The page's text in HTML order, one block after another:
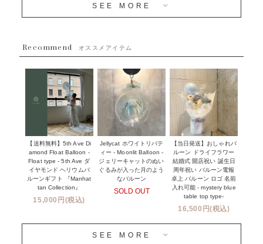
~５５００円
１１０００円以上
NEW YORK MIND - ニューヨークスタイルバルーン
※コンフェッティバルーン -プリント内容-
ハワイウェディングサービス
企業・法人様
ウェディングコンフェッティバルーン特集
実店舗について -大阪 堀江店・名古屋 星ヶ丘店・滋賀 配送
センター店・沖縄 嘉手納基地店-
プリントサービス
前撮り写真バルーン特集
姉妹店＆関連ショップについて
安心のチャビーバルーン
SEE MORE
Recommend オススメアイテム
【送料無料】5th Ave Di
amond Float Balloon -
Float type - 5th Ave ダ
イヤモンド ヘリウムバ
ルーンギフト 『Manhat
tan Collection』
15,000円(税込)
Jellycat ホワイトリバテ
ィー - Moonlit Balloon -
ジェリーキャットのぬい
ぐるみが入った月のよう
なバルーン
SOLD OUT
【当日発送】おしゃれバ
ルーン ドライフラワー
結婚式 開店祝い 誕生日
周年祝い バルーン電報
卓上 バルーン ロゴ 名前
入れ可能 - mystery blue
table top type-
16,500円(税込)
SEE MORE